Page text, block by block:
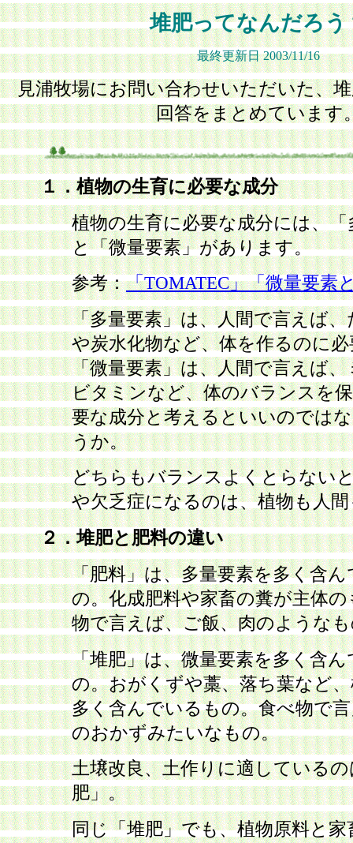
堆肥ってなんだろう
最終更新日 2003/11/16
見浦牧場にお問い合わせいただいた、
回答をまとめています
１．植物の生育に必要な成分
植物の生育に必要な成分には、「
と「微量要素」があります。
参考：「TOMATEC」「微量要素
「多量要素」は、人間で言えば
や炭水化物など、体を作るのに
「微量要素」は、人間で言えば
ビタミンなど、体のバランスを
要な成分と考えるといいのでは
うか。
どちらもバランスよくとらない
や欠乏症になるのは、植物も人
２．堆肥と肥料の違い
「肥料」は、多量要素を多く含
の。化成肥料や家畜の糞が主体
物で言えば、ご飯、肉のような
「堆肥」は、微量要素を多く含
の。おがくずや藁、落ち葉など
多く含んでいるもの。食べ物で
のおかずみたいなもの。
土壌改良、土作りに適している
肥」。
同じ「堆肥」でも、植物原料と